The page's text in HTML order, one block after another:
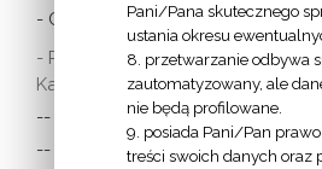
- Czytania z dnia
- Polska Misja
Katolicka:
-- w Austrii
-- w Anglii i Walii
Pani/Pana skutecznego
ustania okresu
8. przetwarzanie odbywa
zautomatyzowany, ale
nie będą profilowane.
9. posiada Pani/Pan
treści swoich danych oraz